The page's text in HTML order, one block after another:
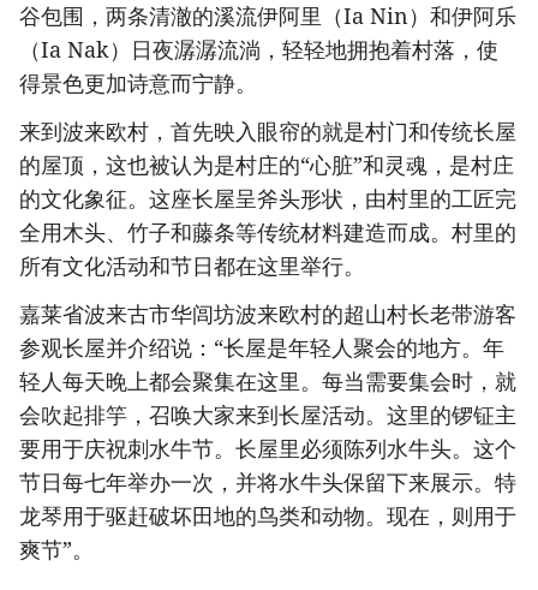
谷包围，两条清澈的溪流伊阿里（Ia Nin）和伊阿乐
（Ia Nak）日夜潺潺流淌，轻轻地拥抱着村落，使
得景色更加诗意而宁静。
来到波来欧村，首先映入眼帘的就是村门和传统长屋
的屋顶，这也被认为是村庄的“心脏”和灵魂，是村庄
的文化象征。这座长屋呈斧头形状，由村里的工匠完
全用木头、竹子和藤条等传统材料建造而成。村里的
所有文化活动和节日都在这里举行。
嘉莱省波来古市华闾坊波来欧村的超山村长老带游客
参观长屋并介绍说：“长屋是年轻人聚会的地方。年
轻人每天晚上都会聚集在这里。每当需要集会时，就
会吹起排竽，召唤大家来到长屋活动。这里的锣钲主
要用于庆祝刺水牛节。长屋里必须陈列水牛头。这个
节日每七年举办一次，并将水牛头保留下来展示。特
龙琴用于驱赶破坏田地的鸟类和动物。现在，则用于
爽节”。